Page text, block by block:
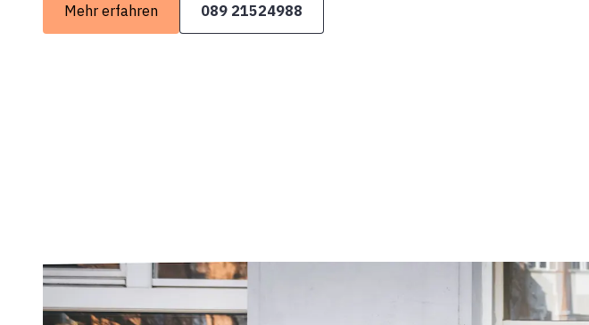
Mehr erfahren 089 21524988